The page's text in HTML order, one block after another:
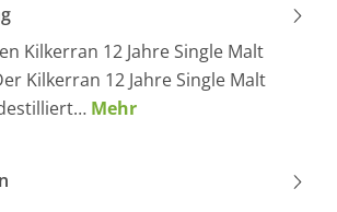
Kilkerran 12 Jahre Single Malt
Kilkerran 12 Jahre Single Malt
Mehr